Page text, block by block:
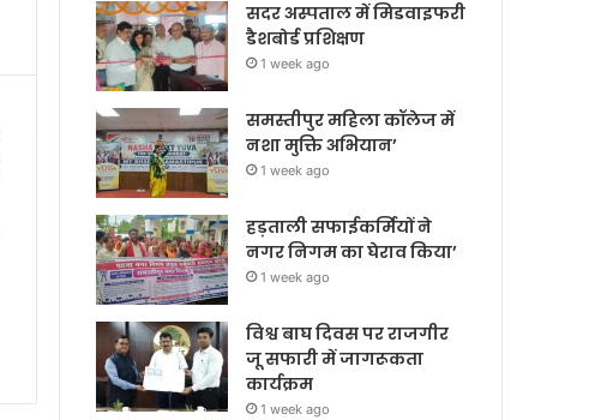
सदर अस्पताल में मिडवाइफरी
डैशबोर्ड प्रशिक्षण
1 week ago
समस्तीपुर महिला कॉलेज में
नशा मुक्ति अभियान’
1 week ago
हड़ताली सफाईकर्मियों ने
नगर निगम का घेराव किया’
1 week ago
विश्व बाघ दिवस पर राजगीर
जू सफारी में जागरूकता
कार्यक्रम
1 week ago